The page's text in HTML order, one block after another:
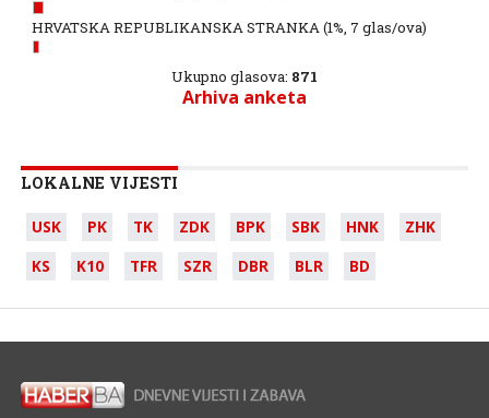
HRVATSKA REPUBLIKANSKA STRANKA(1%, 7 glas/ova)
Ukupno glasova: 871
Arhiva anketa
LOKALNE VIJESTI
USK PK TK ZDK BPK SBK HNK
ZHK
KS
K10 TFR SZR DBR BLR BD